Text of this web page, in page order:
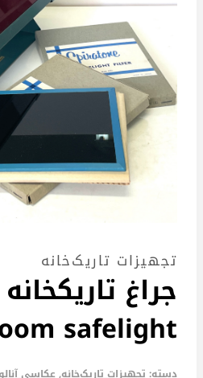
تجهیزات تاریک‌خانه
جراغ تاریکخانه
safelight
دسته:تجهیزات تاریک‌خانه,عکاسی